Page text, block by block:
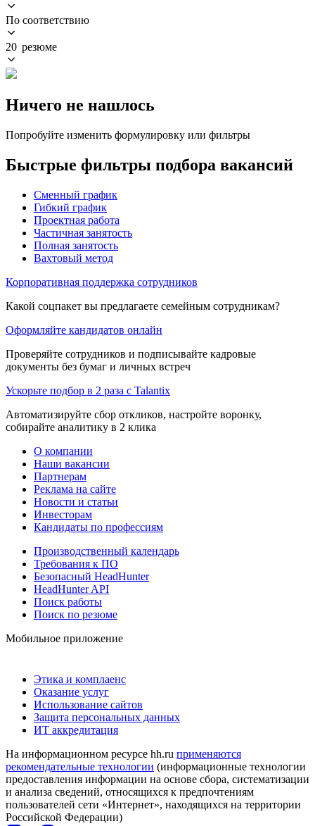
По соответствию
20 резюме
Ничего не нашлось
Попробуйте изменить формулировку или фильтры
Быстрые фильтры подбора вакансий
Сменный график
Гибкий график
Проектная работа
Частичная занятость
Полная занятость
Вахтовый метод
Корпоративная поддержка сотрудников
Какой соцпакет вы предлагаете семейным сотрудникам?
Оформляйте кандидатов онлайн
Проверяйте сотрудников и подписывайте кадровые
документы без бумаг и личных встреч
Ускорьте подбор в 2 раза с Talantix
Автоматизируйте сбор откликов, настройте воронку,
собирайте аналитику в 2 клика
О компании
Наши вакансии
Партнерам
Реклама на сайте
Новости и статьи
Инвесторам
Кандидаты по профессиям
Производственный календарь
Требования к ПО
Безопасный HeadHunter
HeadHunter API
Поиск работы
Поиск по резюме
Мобильное приложение
Этика и комплаенс
Оказание услуг
Использование сайтов
Защита персональных данных
ИТ аккредитация
На информационном ресурсе hh.ru применяются
рекомендательные технологии (информационные технологии
предоставления информации на основе сбора, систематизации
и анализа сведений, относящихся к предпочтениям
пользователей сети «Интернет», находящихся на территории
Российской Федерации)